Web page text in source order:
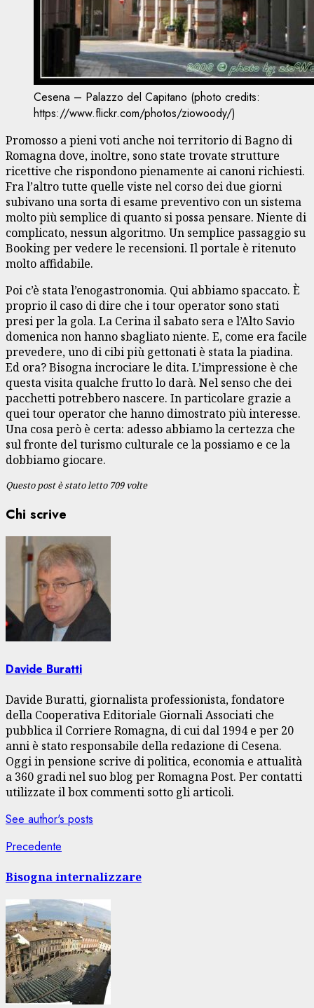
Cesena – Palazzo del Capitano (photo credits:
https://www.flickr.com/photos/ziowoody/)
Promosso a pieni voti anche noi territorio di Bagno di
Romagna dove, inoltre, sono state trovate strutture
ricettive che rispondono pienamente ai canoni richiesti.
Fra l’altro tutte quelle viste nel corso dei due giorni
subivano una sorta di esame preventivo con un sistema
molto più semplice di quanto si possa pensare. Niente di
complicato, nessun algoritmo. Un semplice passaggio su
Booking per vedere le recensioni. Il portale è ritenuto
molto affidabile.
Poi c’è stata l’enogastronomia. Qui abbiamo spaccato. È
proprio il caso di dire che i tour operator sono stati
presi per la gola. La Cerina il sabato sera e l’Alto Savio
domenica non hanno sbagliato niente. E, come era facile
prevedere, uno di cibi più gettonati è stata la piadina.
Ed ora? Bisogna incrociare le dita. L’impressione è che
questa visita qualche frutto lo darà. Nel senso che dei
pacchetti potrebbero nascere. In particolare grazie a
quei tour operator che hanno dimostrato più interesse.
Una cosa però è certa: adesso abbiamo la certezza che
sul fronte del turismo culturale ce la possiamo e ce la
dobbiamo giocare.
Questo post è stato letto 709 volte
Chi scrive
Davide Buratti
Davide Buratti, giornalista professionista, fondatore
della Cooperativa Editoriale Giornali Associati che
pubblica il Corriere Romagna, di cui dal 1994 e per 20
anni è stato responsabile della redazione di Cesena.
Oggi in pensione scrive di politica, economia e attualità
a 360 gradi nel suo blog per Romagna Post. Per contatti
utilizzate il box commenti sotto gli articoli.
See author's posts
Navigazione
articolo
Precedente
Bisogna internalizzare